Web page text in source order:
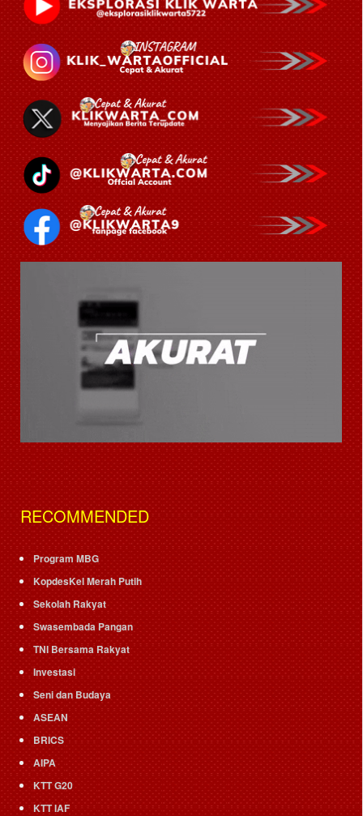
RECOMMENDED
Program MBG
KopdesKel Merah Putih
Sekolah Rakyat
Swasembada Pangan
TNI Bersama Rakyat
Investasi
Seni dan Budaya
ASEAN
BRICS
AIPA
KTT G20
KTT IAF